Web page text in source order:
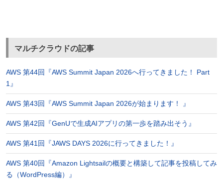
マルチクラウドの記事
AWS 第44回『AWS Summit Japan 2026へ行ってきました！ Part
1』
AWS 第43回『AWS Summit Japan 2026が始まります！ 』
AWS 第42回『GenUで生成AIアプリの第一歩を踏み出そう』
AWS 第41回『JAWS DAYS 2026に行ってきました！』
AWS 第40回『Amazon Lightsailの概要と構築して記事を投稿してみ
る（WordPress編）』